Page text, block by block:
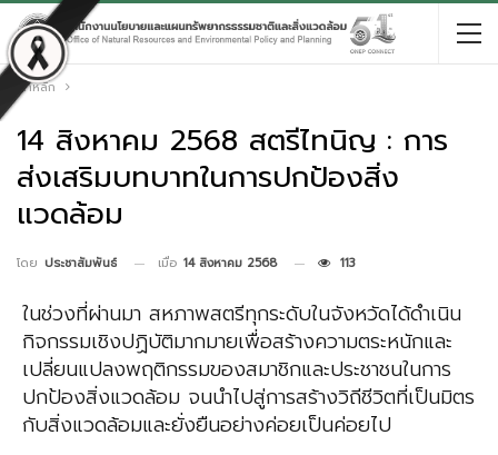
หน้าหลัก
14 สิงหาคม 2568 สตรีไทนิญ : การ
ส่งเสริมบทบาทในการปกป้องสิ่ง
แวดล้อม
โดย ประชาสัมพันธ์ เมื่อ 14 สิงหาคม 2568 113
ในช่วงที่ผ่านมา สหภาพสตรีทุกระดับในจังหวัดได้ดำเนิน
กิจกรรมเชิงปฏิบัติมากมายเพื่อสร้างความตระหนักและ
เปลี่ยนแปลงพฤติกรรมของสมาชิกและประชาชนในการ
ปกป้องสิ่งแวดล้อม จนนำไปสู่การสร้างวิถีชีวิตที่เป็นมิตร
กับสิ่งแวดล้อมและยั่งยืนอย่างค่อยเป็นค่อยไป